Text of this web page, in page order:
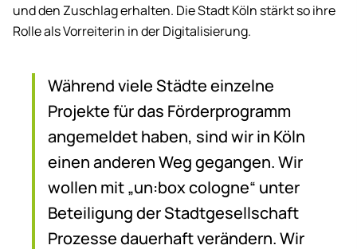
und den Zuschlag erhalten. Die Stadt Köln stärkt so ihre
Rolle als Vorreiterin in der Digitalisierung.
Während viele Städte einzelne
Projekte für das Förderprogramm
angemeldet haben, sind wir in Köln
einen anderen Weg gegangen. Wir
wollen mit „un:box cologne“ unter
Beteiligung der Stadtgesellschaft
Prozesse dauerhaft verändern. Wir